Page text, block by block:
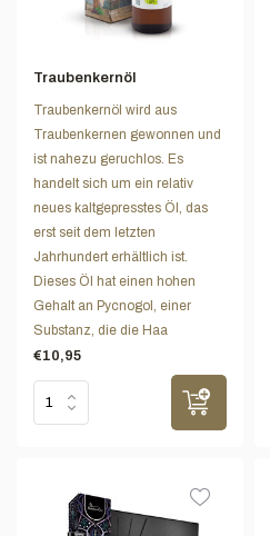
Traubenkernöl
Traubenkernöl wird aus
Traubenkernen gewonnen und
ist nahezu geruchlos. Es
handelt sich um ein relativ
neues kaltgepresstes Öl, das
erst seit dem letzten
Jahrhundert erhältlich ist.
Dieses Öl hat einen hohen
Gehalt an Pycnogol, einer
Substanz, die die Haa
€10,95